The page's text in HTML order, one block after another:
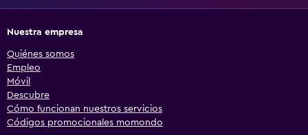
Nuestra empresa
Quiénes somos
Empleo
Móvil
Descubre
Cómo funcionan nuestros servicios
Códigos promocionales momondo